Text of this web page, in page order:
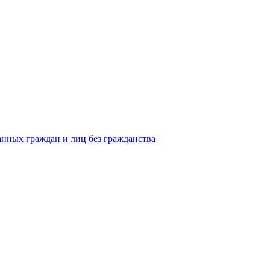
граждан и лиц без гражданства